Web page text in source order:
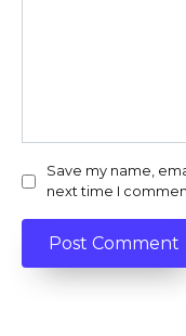
Save my name,
next time I